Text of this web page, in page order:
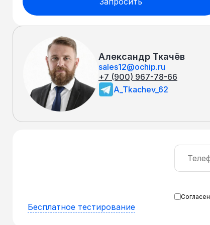
Александр Ткачёв
sales12@ochip.ru
+7 (900) 967-78-66
A_Tkachev_62
Согласен
Бесплатное тестирование